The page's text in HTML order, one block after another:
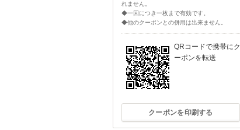
れません。
◆一回につき一枚まで有効です。
◆他のクーポンとの併用は出来ません。
QRコードで携帯にク
ーポンを転送
クーポンを印刷する